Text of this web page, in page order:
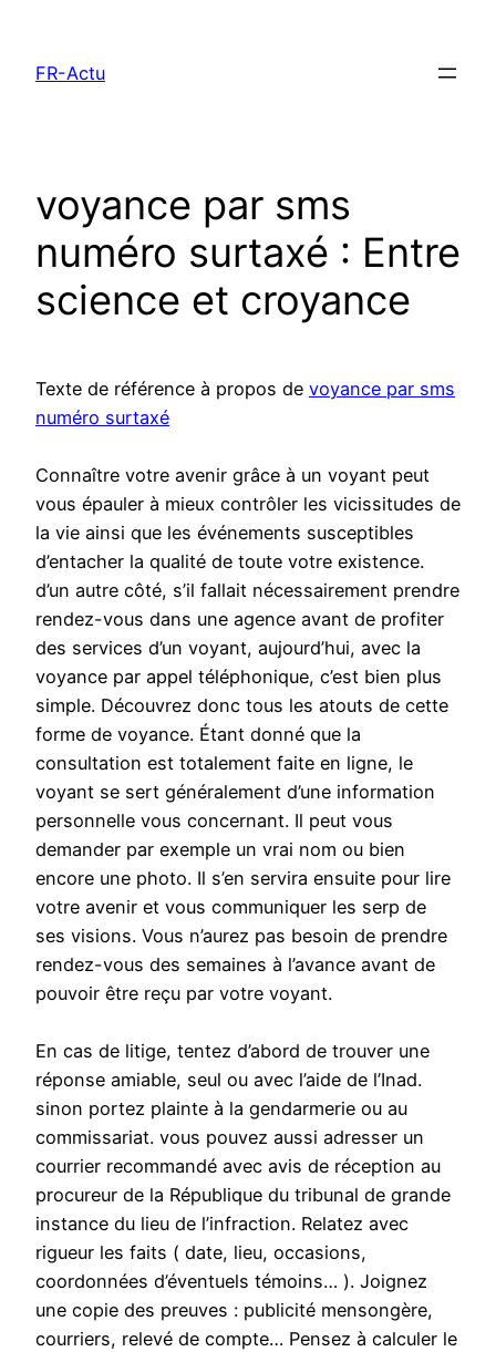
contenu
FR-Actu
voyance par sms
numéro surtaxé : Entre
science et croyance
Texte de référence à propos de voyance par sms
numéro surtaxé
Connaître votre avenir grâce à un voyant peut
vous épauler à mieux contrôler les vicissitudes de
la vie ainsi que les événements susceptibles
d’entacher la qualité de toute votre existence.
d’un autre côté, s’il fallait nécessairement prendre
rendez-vous dans une agence avant de profiter
des services d’un voyant, aujourd’hui, avec la
voyance par appel téléphonique, c’est bien plus
simple. Découvrez donc tous les atouts de cette
forme de voyance. Étant donné que la
consultation est totalement faite en ligne, le
voyant se sert généralement d’une information
personnelle vous concernant. Il peut vous
demander par exemple un vrai nom ou bien
encore une photo. Il s’en servira ensuite pour lire
votre avenir et vous communiquer les serp de
ses visions. Vous n’aurez pas besoin de prendre
rendez-vous des semaines à l’avance avant de
pouvoir être reçu par votre voyant.
En cas de litige, tentez d’abord de trouver une
réponse amiable, seul ou avec l’aide de l’Inad.
sinon portez plainte à la gendarmerie ou au
commissariat. vous pouvez aussi adresser un
courrier recommandé avec avis de réception au
procureur de la République du tribunal de grande
instance du lieu de l’infraction. Relatez avec
rigueur les faits ( date, lieu, occasions,
coordonnées d’éventuels témoins… ). Joignez
une copie des preuves : publicité mensongère,
courriers, relevé de compte… Pensez à calculer le